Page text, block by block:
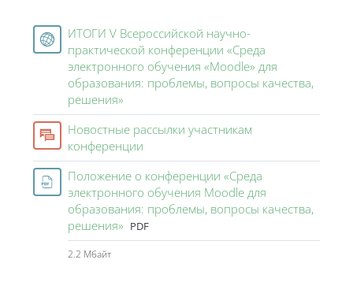
ИТОГИ V Всероссийской научно-
практической конференции «Среда
электронного обучения «Moodle» для
образования: проблемы, вопросы качества,
решения»
Новостные рассылки участникам
конференции
Положение о конференции «Среда
электронного обучения Moodle для
образования: проблемы, вопросы качества,
решения» Файл
PDF
2.2 Мбайт